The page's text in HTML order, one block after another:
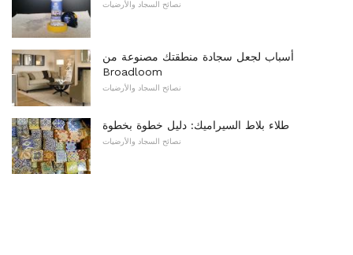
نصائح السجاد والأرضيات
أسباب لجعل سجادة منطقتك مصنوعة من
Broadloom
نصائح السجاد والأرضيات
طلاء بلاط السيراميك: دليل خطوة بخطوة
نصائح السجاد والأرضيات